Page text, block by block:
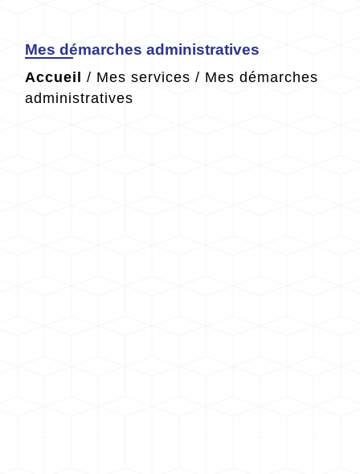
Mes démarches administratives
Accueil / Mes services / Mes démarches
administratives